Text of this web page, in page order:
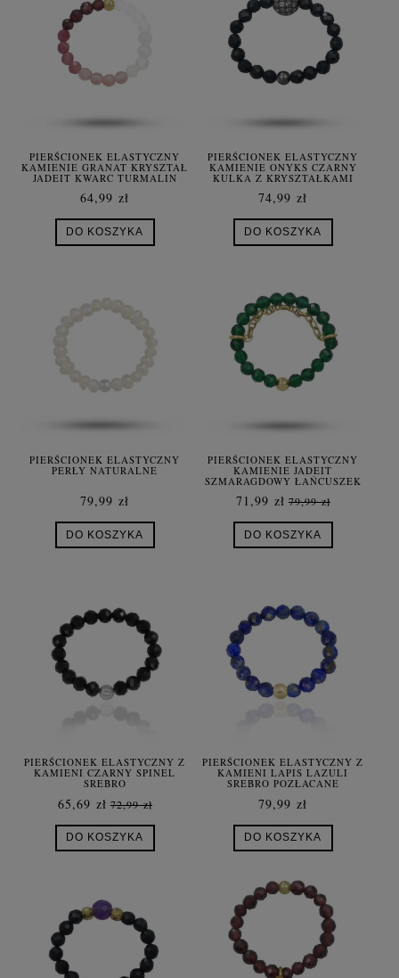
PIERŚCIONEK ELASTYCZNY
KAMIENIE GRANAT KRYSZTAŁ
JADEIT KWARC TURMALIN
64,99 zł
DO KOSZYKA
PIERŚCIONEK ELASTYCZNY
KAMIENIE ONYKS CZARNY
KULKA Z KRYSZTAŁKAMI
74,99 zł
DO KOSZYKA
PIERŚCIONEK ELASTYCZNY
PERŁY NATURALNE
79,99 zł
DO KOSZYKA
PIERŚCIONEK ELASTYCZNY
KAMIENIE JADEIT
SZMARAGDOWY ŁAŃCUSZEK
71,99 zł 79,99 zł
DO KOSZYKA
PIERŚCIONEK ELASTYCZNY Z
KAMIENI CZARNY SPINEL
SREBRO
65,69 zł 72,99 zł
DO KOSZYKA
PIERŚCIONEK ELASTYCZNY Z
KAMIENI LAPIS LAZULI
SREBRO POZŁACANE
79,99 zł
DO KOSZYKA